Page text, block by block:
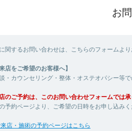
お
関するお問い合わせは、こちらのフォームより
来店をご希望のお客様へ】
・カウンセリング・整体・オステオパシー等
のご予約は、このお問い合わせフォームでは承
予約ページより、ご希望の日時をお申し込みく
店・施術の予約ページはこちら